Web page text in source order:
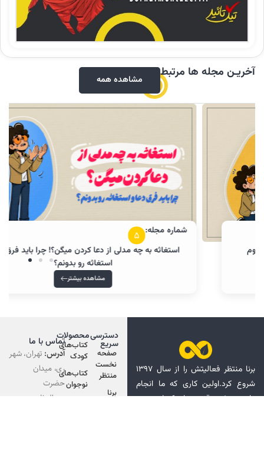
آخریـن مجله ها مرتبط مشاهده همه
استغاثه به چه مدلی از دعا کردن میگن؟! چرا باید فرق دعا و
استغاثه رو بدونم؟
برنا منتظر فعالیتش را از سال ۱۳۹۷
شروع کرد.اولین کاری که ما انجام
دادیم نوشتن قصه های کوتاه صوتی
دسترسی
سریع
صفحه
نخست
منتظر
برنا
محصولات
کتاب‌های
کودک
کتاب‌های
نوجوان
تماس با ما
آدرس: تهران، شهر
ری، میدان
حضرت
عبدالعظیم،